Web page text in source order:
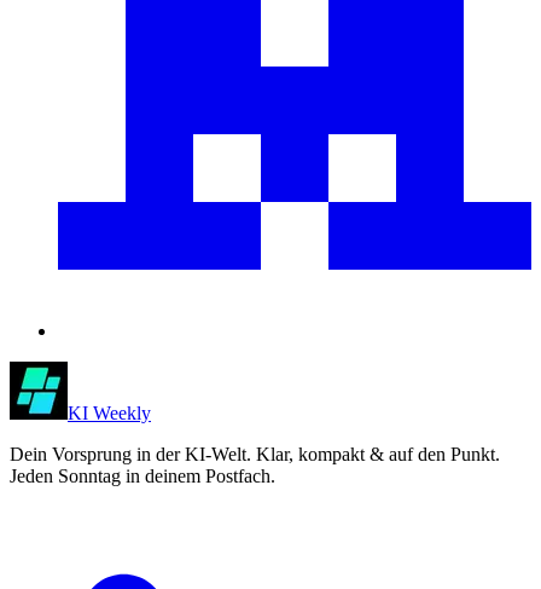
KI Weekly
Dein Vorsprung in der KI-Welt. Klar, kompakt & auf den Punkt.
Jeden Sonntag in deinem Postfach.